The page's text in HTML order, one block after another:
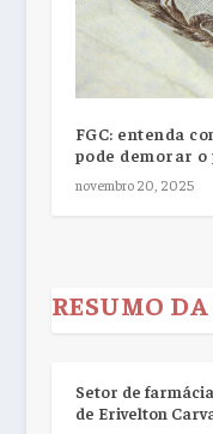
FGC: entenda
pode demorar o
novembro 20, 2025
RESUMO
Setor de
de Erivelton